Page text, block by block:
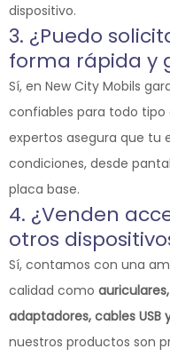
dispositivo.
3. ¿Puedo
forma rápida y
Sí, en New City Mobils
confiables para todo tipo
expertos asegura que tu
condiciones, desde
placa base.
4. ¿Venden
otros
Sí, contamos con una
calidad como
adaptadores, cables
nuestros productos son